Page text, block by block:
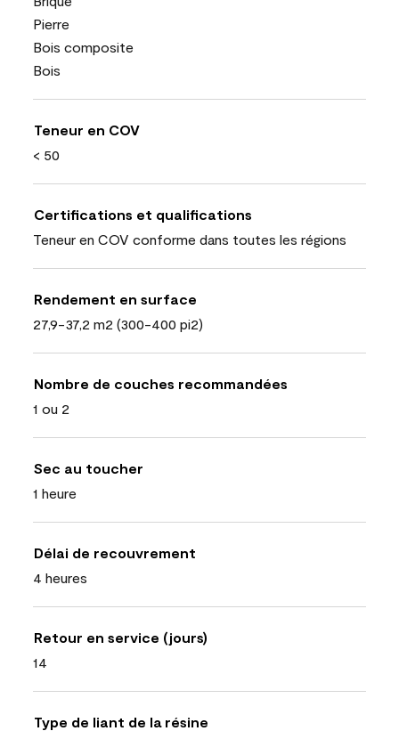
Pierre
Bois composite
Bois
Teneur en COV
< 50
Certifications et qualifications
Teneur en COV conforme dans toutes les régions
Rendement en surface
27,9-37,2 m2 (300-400 pi2)
Nombre de couches recommandées
1 ou 2
Sec au toucher
1 heure
Délai de recouvrement
4 heures
Retour en service (jours)
14
Type de liant de la résine